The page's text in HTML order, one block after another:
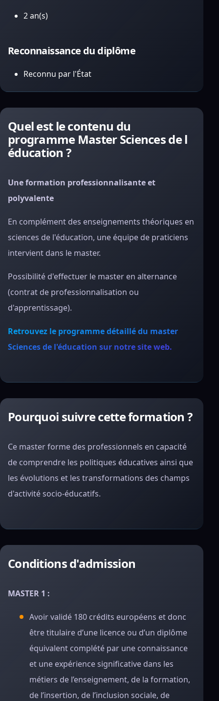
2 an(s)
Reconnaissance du diplôme
Reconnu par l'État
Quel est le contenu du
programme Master Sciences de l
éducation ?
Une formation professionnalisante et
polyvalente
En complément des enseignements théoriques en
sciences de l'éducation, une équipe de praticiens
intervient dans le master.
Possibilité d'effectuer le master en alternance
(contrat de professionnalisation ou
d'apprentissage).
Retrouvez le programme détaillé du master
Sciences de l'éducation sur notre site web.
Pourquoi suivre cette formation ?
Ce master forme des professionnels en capacité
de comprendre les politiques éducatives ainsi que
les évolutions et les transformations des champs
d'activité socio-éducatifs.
Conditions d'admission
MASTER 1 :
Avoir validé 180 crédits européens et donc
être titulaire d’une licence ou d’un diplôme
équivalent complété par une connaissance
et une expérience significative dans les
métiers de l’enseignement, de la formation,
de l’insertion, de l’inclusion sociale, de